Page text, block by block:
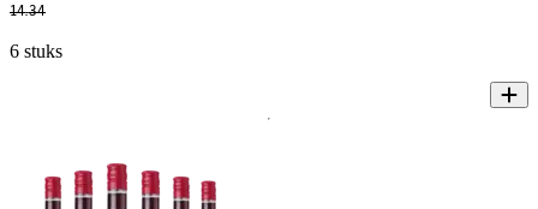
14.34
6 stuks